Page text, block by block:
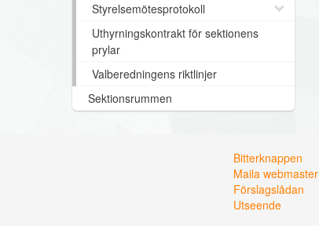
Styrelsemötesprotokoll
Uthyrningskontrakt för sektionens
prylar
Valberedningens riktlinjer
Sektionsrummen
Bitterknappen
Maila webmaster
Förslagslådan
Utseende